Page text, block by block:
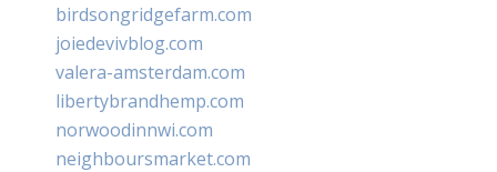
birdsongridgefarm.com
joiedevivblog.com
valera-amsterdam.com
libertybrandhemp.com
norwoodinnwi.com
neighboursmarket.com